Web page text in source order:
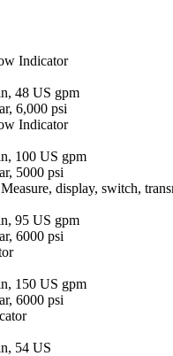
Indicator
48 US gpm
6,000 psi
Indicator
100 US gpm
5000 psi
display, switch,
95 US gpm
6000 psi
150 US gpm
6000 psi
54 US